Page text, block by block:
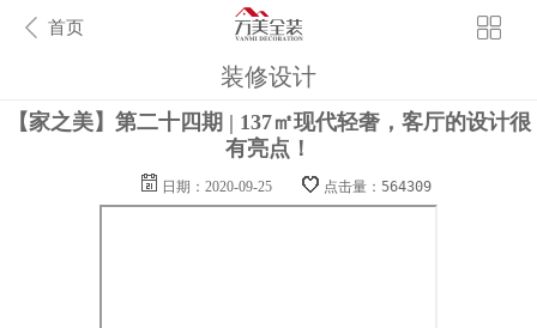
首页
装修设计
【家之美】第二十四期 | 137㎡现代轻奢，客厅的设计很
有亮点！
日期：2020-09-25 点击量：564309